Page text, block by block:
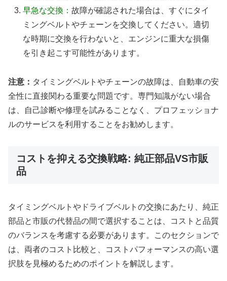
早急な交換：故障が確認された場合は、すぐにタイ
ミングベルトやチェーンを交換してください。適切
な時期に交換を行わないと、エンジンに重大な損傷
を引き起こす可能性があります。
注意： タイミングベルトやチェーンの故障は、自動車の安
全性に直接関わる重要な問題です。専門知識がない場合
は、自己診断や修理を試みることなく、プロフェッショナ
ルのサービスを利用することをお勧めします。
コストを抑える交換戦略: 純正部品VS市販
品
タイミングベルトやドライブベルトの交換にあたり、純正
部品と市販の代替品の間で選択することは、コストと品質
のバランスを考慮する必要があります。このセクションで
は、両者のコスト比較と、コストパフォーマンスの高い選
択肢を見極めるためのポイントを解説します。